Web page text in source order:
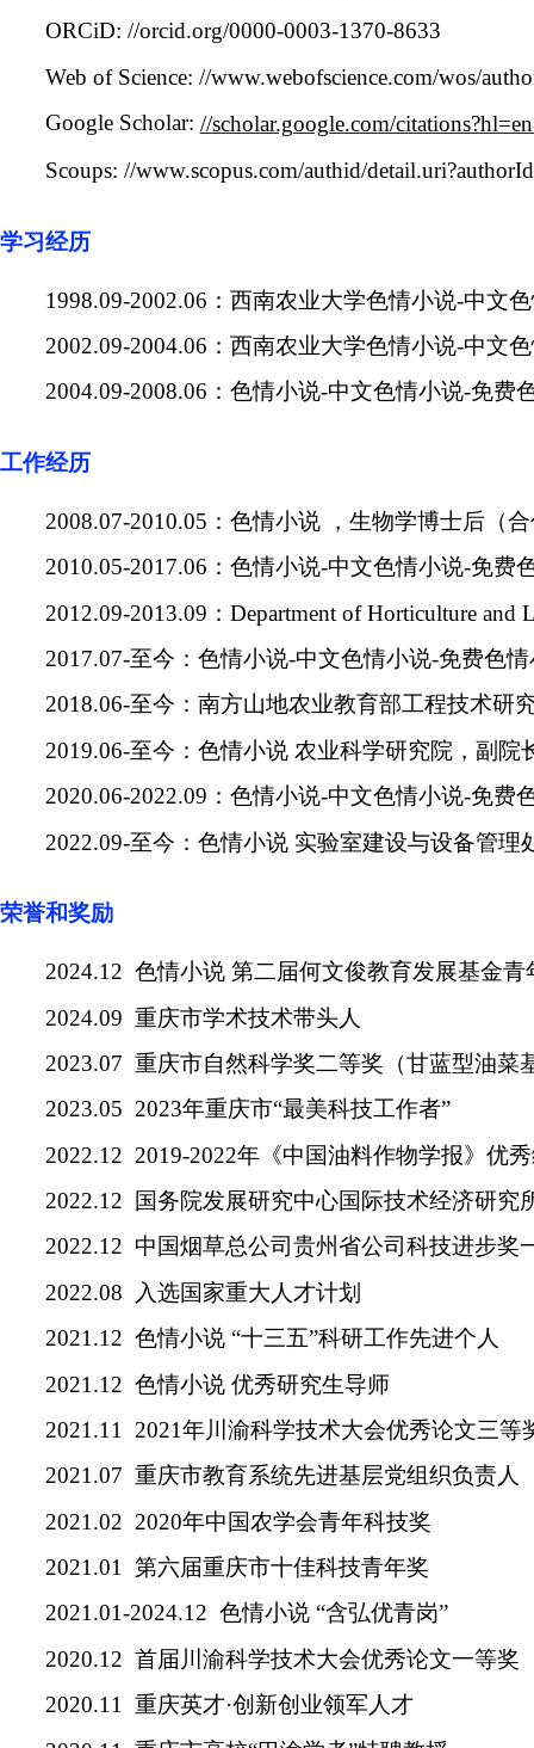
ORCiD: //orcid.org/0000-0003-1370-8633
Web of Science: //www.webofscience.com/wos/
Google Scholar: //scholar.google.com/
Scoups: //www.scopus.com/authid/
学习经历
1998.09-2002.06 ：西南农业大学色情小说-中文
2002.09-2004.06 ：西南农业大学色情小说-中文
2004.09-2008.06 ：色情小说-中文色情小说-免费
工作经历
2008.07-2010.05 ：色情小说 ，生物学博士后（
2010.05-2017.06 ：色情小说-中文色情小说-免费
2012.09-2013.09 ： Department of Horticulture and
2017.07-至今：色情小说-中文色情小说-免费色
2018.06-至今：南方山地农业教育部工程技术研
2019.06-至今：色情小说 农业科学研究院，副院
2020.06-2022.09 ：色情小说-中文色情小说-免费
2022.09-至今：色情小说 实验室建设与设备管理
荣誉和奖励
2024.12 色情小说 第二届何文俊教育发展基金
2024.09 重庆市学术技术带头人
2023.07 重庆市自然科学奖二等奖（甘蓝型油菜
2023.05 2023年重庆市“最美科技工作者”
2022.12 2019-2022年《中国油料作物学报》优
2022.12
国务院发展研究中心国际技术经济研究
2022.12 中国烟草总公司贵州省公司科技进步奖
2022.08
入选国家重大人才计划
2021.12 色情小说 “十三五”科研工作先进个人
2021.12 色情小说 优秀研究生导师
2021.11 2021年川渝科学技术大会优秀论文三等
2021.07 重庆市教育系统先进基层党组织负责人
2021.02 2020年中国农学会青年科技奖
2021.01 第六届重庆市十佳科技青年奖
2021.01-2024.12 色情小说 “含弘优青岗”
2020.12 首届川渝科学技术大会优秀论文一等奖
2020.11 重庆英才·创新创业领军人才